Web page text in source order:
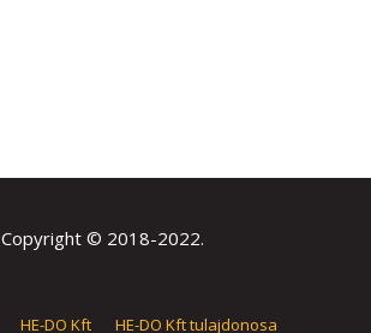
Copyright © 2018-2022.
HE-DO Kft HE-DO Kft tulajdonosa